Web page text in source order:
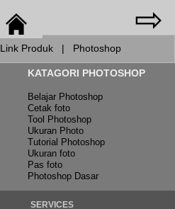
⇨
Link Produk | Photoshop
KATAGORI PHOTOSHOP
Belajar Photoshop
Cetak foto
Tool Photoshop
Ukuran Photo
Tutorial Photoshop
Ukuran foto
Pas foto
Photoshop Dasar
SERVICES